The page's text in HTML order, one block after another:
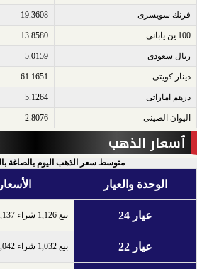
فرنك سويسرى​ 19.3608
100 ين يابانى​ 13.8580
ريال سعودى​ 5.0159
دينار كويتى​ 61.1651
درهم اماراتى​ 5.1264
اليوان الصينى​ 2.8076
أسعار الذهب
متوسط سعر الذهب اليوم بالصاغة
الوحدة والعيار
عيار 24 بيع 1,126 شراء 1,137
عيار 22 بيع 1,032 شراء 1,042